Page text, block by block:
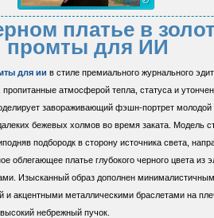
платье в
промты для ИИ
для ии в стиле премиального журнального
атмосферой тепла, статуса и
завораживающий фэшн-портрет
бежевых холмов во время заката. Модель
подбородк в сторону источника света,
облегающее платье глубокого черного цвета из
Изысканный образ дополнен
и акцентными металлическими браслетами на
небрежный пучок.